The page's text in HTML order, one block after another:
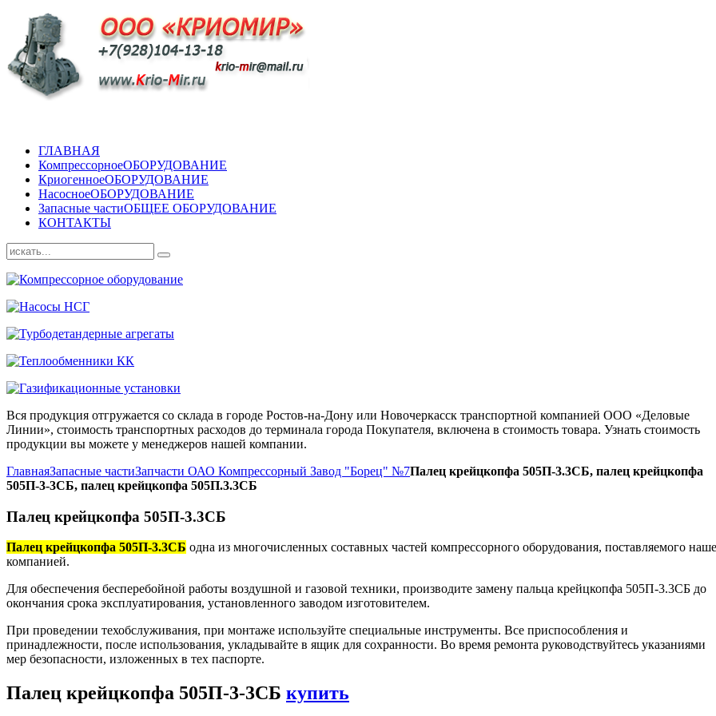
ГЛАВНАЯ
КомпрессорноеОБОРУДОВАНИЕ
КриогенноеОБОРУДОВАНИЕ
НасосноеОБОРУДОВАНИЕ
Запасные частиОБЩЕЕ ОБОРУДОВАНИЕ
КОНТАКТЫ
Вся продукция отгружается со склада в городе Ростов-на-Дону или Новочеркасск транспортной компанией ООО «Деловые
Линии», стоимость транспортных расходов до терминала города Покупателя, включена в стоимость товара. Узнать стоимость
продукции вы можете у менеджеров нашей компании.
ГлавнаяЗапасные частиЗапчасти ОАО Компрессорный Завод "Борец" №7Палец крейцкопфа 505П-3.3СБ, палец крейцкопфа
505П-3-3СБ, палец крейцкопфа 505П.3.3СБ
Палец крейцкопфа 505П-3.3СБ
Палец крейцкопфа 505П-3.3СБ одна из многочисленных составных частей компрессорного оборудования, поставляемого
компанией.
Для обеспечения бесперебойной работы воздушной и газовой техники, производите замену пальца крейцкопфа 505П-3.3СБ до
окончания срока эксплуатирования, установленного заводом изготовителем.
При проведении техобслуживания, при монтаже используйте специальные инструменты. Все приспособления и
принадлежности, после использования, укладывайте в ящик для сохранности. Во время ремонта руководствуйтесь указаниями
мер безопасности, изложенных в тех паспорте.
Палец крейцкопфа 505П-3-3СБ купить